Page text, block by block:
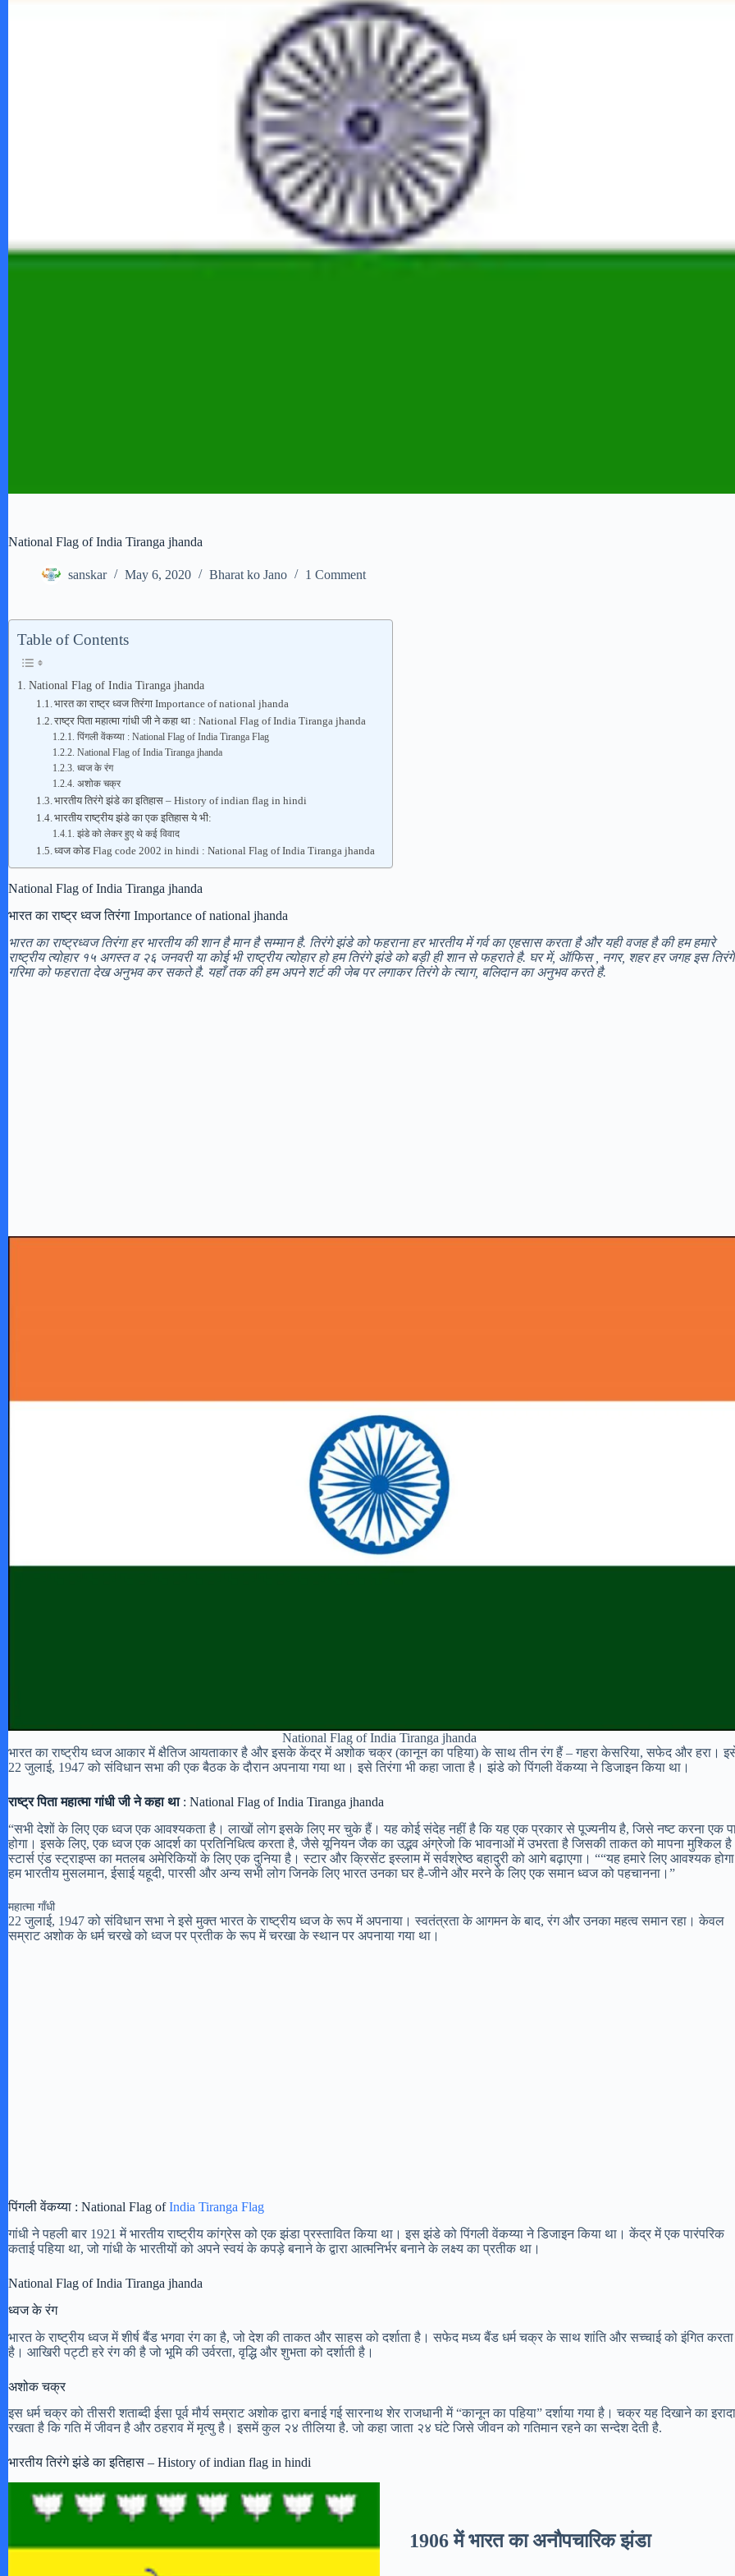
National Flag of India Tiranga jhanda
sanskar May 6, 2020 Bharat ko Jano 1 Comment
Table of Contents
National Flag of India Tiranga jhanda
भारत का राष्ट्र ध्वज तिरंगा Importance of national jhanda
राष्ट्र पिता महात्मा गांधी जी ने कहा था : National Flag of India Tiranga jhanda
पिंगली वेंकय्या : National Flag of India Tiranga Flag
National Flag of India Tiranga jhanda
ध्वज के रंग
अशोक चक्र
भारतीय तिरंगे झंडे का इतिहास – History of indian flag in hindi
भारतीय राष्ट्रीय झंडे का एक इतिहास ये भी:
झंडे को लेकर हुए थे कई विवाद
ध्वज कोड Flag code 2002 in hindi : National Flag of India Tiranga jhanda
National Flag of India Tiranga jhanda
भारत का राष्ट्र ध्वज तिरंगा Importance of national jhanda
भारत का राष्ट्रध्वज तिरंगा हर भारतीय की शान है मान है सम्मान है. तिरंगे झंडे को फहराना हर भारतीय में गर्व का एहसास करता है और यही वजह है की हम हमारे
राष्ट्रीय त्योहार १५ अगस्त व २६ जनवरी या कोई भी राष्ट्रीय त्योहार हो हम तिरंगे झंडे को बड़ी ही शान से फहराते है. घर में, ऑफिस , नगर, शहर हर जगह इस
गरिमा को फहराता देख अनुभव कर सकते है. यहाँ तक की हम अपने शर्ट की जेब पर लगाकर तिरंगे के त्याग, बलिदान का अनुभव करते है.
National Flag of India Tiranga jhanda
भारत का राष्ट्रीय ध्वज आकार में क्षैतिज आयताकार है और इसके केंद्र में अशोक चक्र (कानून का पहिया) के साथ तीन रंग हैं – गहरा केसरिया, सफेद और हरा।
22 जुलाई, 1947 को संविधान सभा की एक बैठक के दौरान अपनाया गया था। इसे तिरंगा भी कहा जाता है। झंडे को पिंगली वेंकय्या ने डिजाइन किया था।
राष्ट्र पिता महात्मा गांधी जी ने कहा था: National Flag of India Tiranga jhanda
“सभी देशों के लिए एक ध्वज एक आवश्यकता है। लाखों लोग इसके लिए मर चुके हैं। यह कोई संदेह नहीं है कि यह एक प्रकार से पूज्यनीय है, जिसे नष्ट करना एक
होगा। इसके लिए, एक ध्वज एक आदर्श का प्रतिनिधित्व करता है, जैसे यूनियन जैक का उद्भव अंग्रेजो कि भावनाओं में उभरता है जिसकी ताकत को मापना मुश्किल
स्टार्स एंड स्ट्राइप्स का मतलब अमेरिकियों के लिए एक दुनिया है। स्टार और क्रिसेंट इस्लाम में सर्वश्रेष्ठ बहादुरी को आगे बढ़ाएगा। ““यह हमारे लिए आवश्यक
हम भारतीय मुसलमान, ईसाई यहूदी, पारसी और अन्य सभी लोग जिनके लिए भारत उनका घर है-जीने और मरने के लिए एक समान ध्वज को पहचानना।”
महात्मा गाँधी
22 जुलाई, 1947 को संविधान सभा ने इसे मुक्त भारत के राष्ट्रीय ध्वज के रूप में अपनाया। स्वतंत्रता के आगमन के बाद, रंग और उनका महत्व समान रहा। केवल
सम्राट अशोक के धर्म चरखे को ध्वज पर प्रतीक के रूप में चरखा के स्थान पर अपनाया गया था।
पिंगली वेंकय्या : National Flag ofIndia Tiranga Flag
गांधी ने पहली बार 1921 में भारतीय राष्ट्रीय कांग्रेस को एक झंडा प्रस्तावित किया था। इस झंडे को पिंगली वेंकय्या ने डिजाइन किया था। केंद्र में एक पारंपरिक
कताई पहिया था, जो गांधी के भारतीयों को अपने स्वयं के कपड़े बनाने के द्वारा आत्मनिर्भर बनाने के लक्ष्य का प्रतीक था।
National Flag of India Tiranga jhanda
ध्वज के रंग
भारत के राष्ट्रीय ध्वज में शीर्ष बैंड भगवा रंग का है, जो देश की ताकत और साहस को दर्शाता है। सफेद मध्य बैंड धर्म चक्र के साथ शांति और सच्चाई को इंगित करता
है। आखिरी पट्टी हरे रंग की है जो भूमि की उर्वरता, वृद्धि और शुभता को दर्शाती है।
अशोक चक्र
इस धर्म चक्र को तीसरी शताब्दी ईसा पूर्व मौर्य सम्राट अशोक द्वारा बनाई गई सारनाथ शेर राजधानी में “कानून का पहिया” दर्शाया गया है। चक्र यह दिखाने का इरादा
रखता है कि गति में जीवन है और ठहराव में मृत्यु है। इसमें कुल २४ तीलिया है. जो कहा जाता २४ घंटे जिसे जीवन को गतिमान रहने का सन्देश देती है.
भारतीय तिरंगे झंडे का इतिहास – History of indian flag in hindi
1906 में भारत का अनौपचारिक झंडा